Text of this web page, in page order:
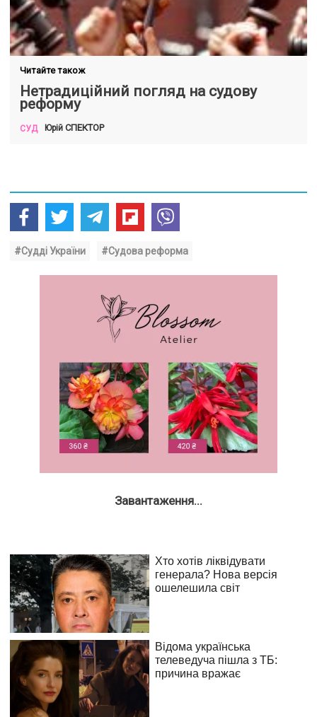
Читайте також
Нетрадиційний погляд на судову
реформу
СУД Юрій СПЕКТОР
#Судді України #Судова реформа
Завантаження...